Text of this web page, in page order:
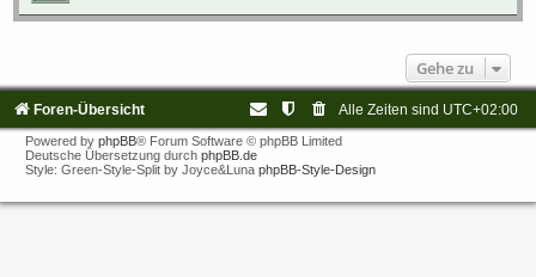
Gehe zu
Foren-Übersicht Alle Zeiten sind UTC+02:00
Powered by phpBB® Forum Software © phpBB Limited
Deutsche Übersetzung durch phpBB.de
Style: Green-Style-Split by Joyce&Luna phpBB-Style-Design